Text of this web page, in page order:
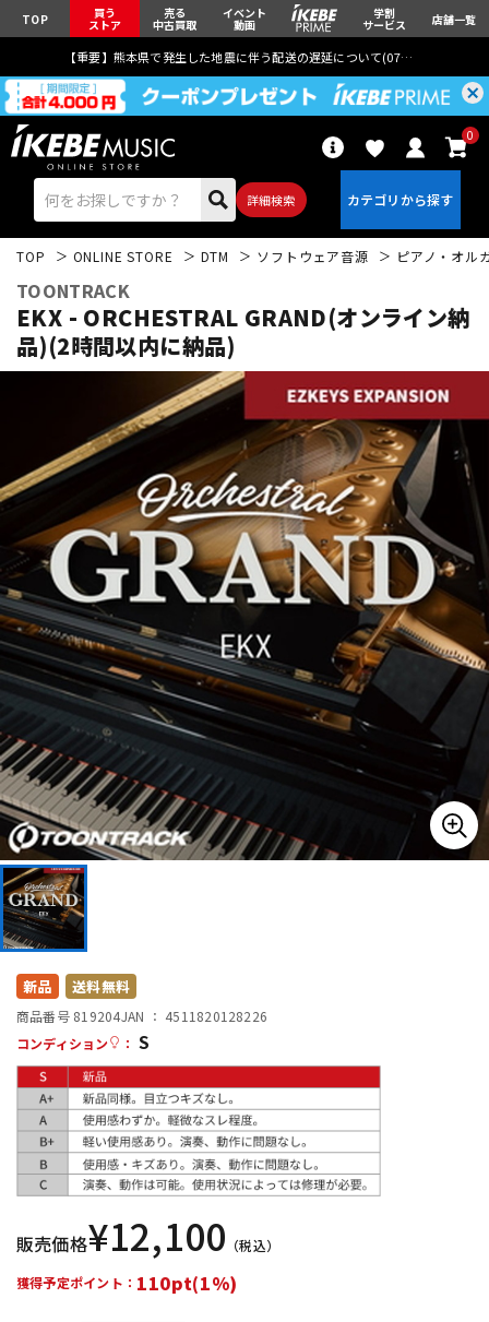
TOP 買う
ストア
売る
中古買取
イベント
動画
学割
サービス 店舗一覧
【重要】熊本県で発生した地震に伴う配送の遅延について(07月29日
詳細検索
0
ベース ウクレレ
ドラム パーカッション
キーボード 電子ピアノ
管楽器 その他楽器
アンプ エフェクター
DJ機器 DTM
配信/ライブ機器
中古 ヴィンテージ
TOP ONLINE STORE DTM ソフトウェア音源 ピアノ・オル
TOONTRACK
EKX - ORCHESTRAL GRAND(オンライン納
品)(2時間以内に納品)
新品 送料無料
商品番号 819204JAN ： 4511820128226
コンディション
： S
販売価格¥12,100 （税込）
獲得予定ポイント： 110pt(1%)